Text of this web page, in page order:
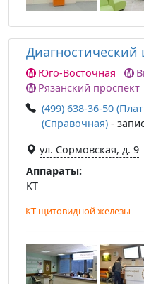
Юго-Восточная
Рязанский проспект
(499) 638-36-50
(Справочная) -
ул. Сормовская, д. 9
Аппараты:
КТ
КТ щитовидной железы